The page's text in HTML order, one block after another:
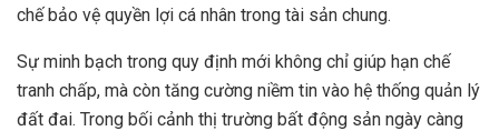
chế bảo vệ quyền lợi cá nhân trong tài sản chung.
Sự minh bạch trong quy định mới không chỉ giúp hạn chế
tranh chấp, mà còn tăng cường niềm tin vào hệ thống quản lý
đất đai. Trong bối cảnh thị trường bất động sản ngày càng